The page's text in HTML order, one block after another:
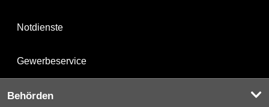
Notdienste
Gewerbeservice
Behörden